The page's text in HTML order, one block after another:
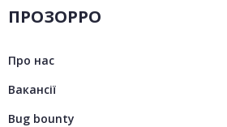
ПРОЗОРРО
Про нас
Вакансії
Bug bounty